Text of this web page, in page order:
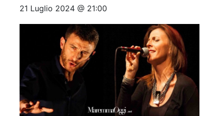
21 Luglio 2024 @ 21:00